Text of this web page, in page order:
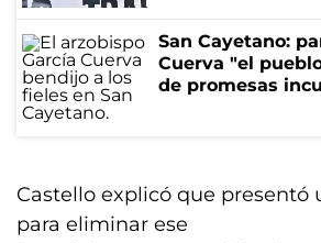
San Cayetano:
Cuerva "el
de promesas
Castello explicó que presentó
para eliminar ese